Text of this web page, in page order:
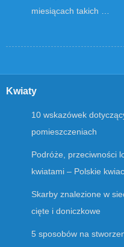
miesiącach takich …
Kwiaty
10 wskazówek
pomieszczeniach
Podróże, przeciwności
kwiatami – Polskie
Skarby znalezione w
cięte i doniczkowe
5 sposobów na